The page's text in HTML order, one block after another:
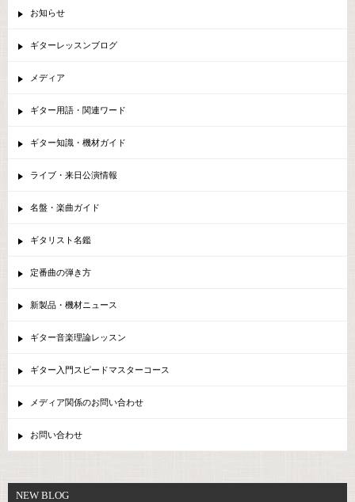
お知らせ
ギターレッスンブログ
メディア
ギター用語・関連ワード
ギター知識・機材ガイド
ライブ・来日公演情報
名盤・楽曲ガイド
ギタリスト名鑑
定番曲の弾き方
新製品・機材ニュース
ギター音楽理論レッスン
ギター入門スピードマスターコース
メディア関係のお問い合わせ
お問い合わせ
NEW BLOG